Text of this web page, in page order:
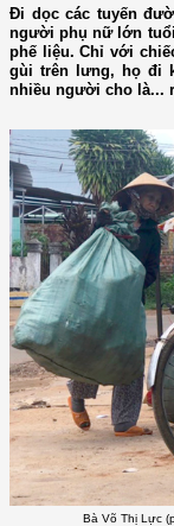
Đi dọc các tuyến
người phụ nữ lớn
phế liệu. Chỉ với
gùi trên lưng, họ đi
nhiều người cho là...
Bà Võ Thị Lực